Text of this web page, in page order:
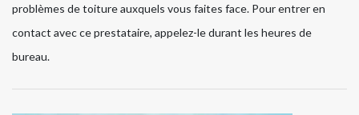
problèmes de toiture auxquels vous faites face. Pour entrer en
contact avec ce prestataire, appelez-le durant les heures de
bureau.